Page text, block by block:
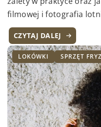
filmowej i fotografia
CZYTAJ DALEJ
LOKÓWKI SPRZĘT